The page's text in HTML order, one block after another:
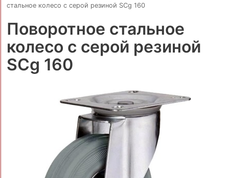
стальное колесо с серой резиной SCg 160
Поворотное стальное
колесо с серой резиной
SCg 160